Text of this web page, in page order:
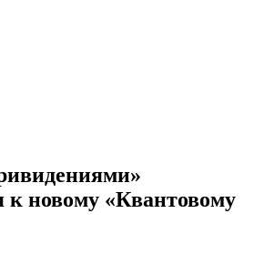
к новому «Квантовому